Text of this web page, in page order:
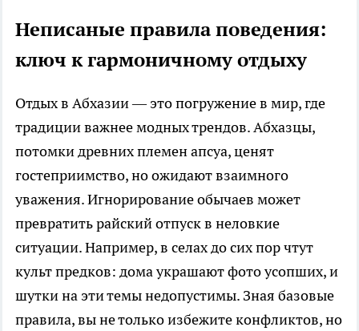
Неписаные правила поведения:
ключ к гармоничному отдыху
Отдых в Абхазии — это погружение в мир, где
традиции важнее модных трендов. Абхазцы,
потомки древних племен апсуа, ценят
гостеприимство, но ожидают взаимного
уважения. Игнорирование обычаев может
превратить райский отпуск в неловкие
ситуации. Например, в селах до сих пор чтут
культ предков: дома украшают фото усопших, и
шутки на эти темы недопустимы. Зная базовые
правила, вы не только избежите конфликтов, но